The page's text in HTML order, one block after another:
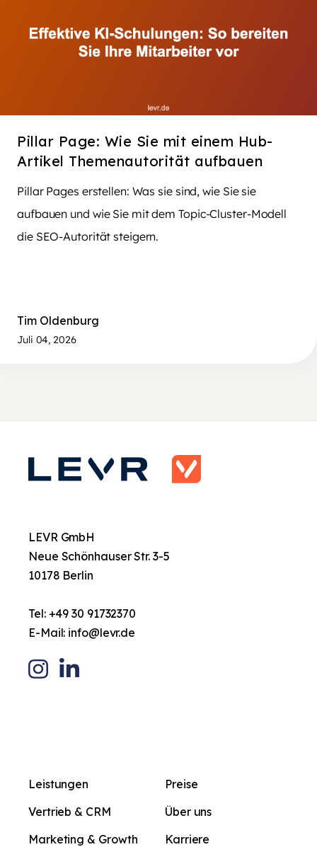
Pillar Page: Wie Sie mit einem Hub-
Artikel Themenautorität aufbauen
Pillar Pages erstellen: Was sie sind, wie Sie sie
aufbauen und wie Sie mit dem Topic-Cluster-Modell
die SEO-Autorität steigern.
Tim Oldenburg
Juli 04, 2026
LEVR GmbH
Neue Schönhauser Str. 3-5
10178 Berlin
Tel: +49 30 91732370
E-Mail: info@levr.de
Leistungen
Vertrieb & CRM
Marketing & Growth
Preise
Über uns
Karriere